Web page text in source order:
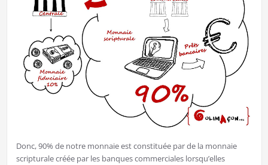
Donc, 90% de notre monnaie est constituée par de la monnaie
scripturale créée par les banques commerciales lorsqu’elles